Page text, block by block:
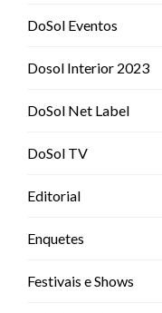
DoSol Eventos
Dosol Interior 2023
DoSol Net Label
DoSol TV
Editorial
Enquetes
Festivais e Shows